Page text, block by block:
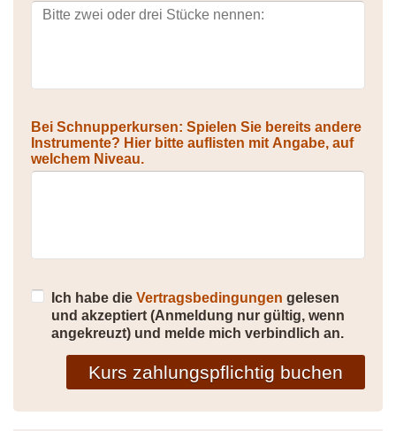
Bei Schnupperkursen: Spielen Sie bereits andere
Instrumente? Hier bitte auflisten mit Angabe, auf
welchem Niveau.
Ich habe die Vertragsbedingungen gelesen
und akzeptiert (Anmeldung nur gültig, wenn
angekreuzt) und melde mich verbindlich an.
Kurs zahlungspflichtig buchen